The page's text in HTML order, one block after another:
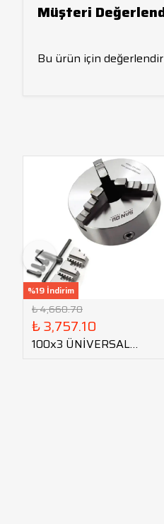
Müşteri
Bu ürün için
%19 İndirim
₺ 4,660.70
₺ 3,757.10
100x3 ÜNİVERSAL